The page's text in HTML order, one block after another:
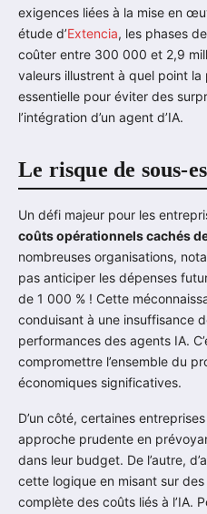
exigences liées à la mise en
étude d’Extencia, les phases
coûter entre 300 000 et 2,9
valeurs illustrent à quel point
essentielle pour éviter des
l’intégration d’un agent d’IA.
Le risque de sous-
Un défi majeur pour les
coûts opérationnels cachés
nombreuses organisations,
pas anticiper les dépenses
de 1 000 % ! Cette
conduisant à une insuffisance
performances des agents IA.
compromettre l’ensemble du
économiques significatives.
D’un côté, certaines
approche prudente en
dans leur budget. De l’autre,
cette logique en misant sur
complète des coûts liés à l’IA.